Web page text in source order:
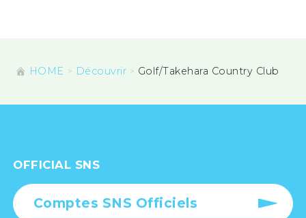
HOME Découvrir Golf/Takehara Country Club
OFFICIAL SNS
Comptes SNS Officiels